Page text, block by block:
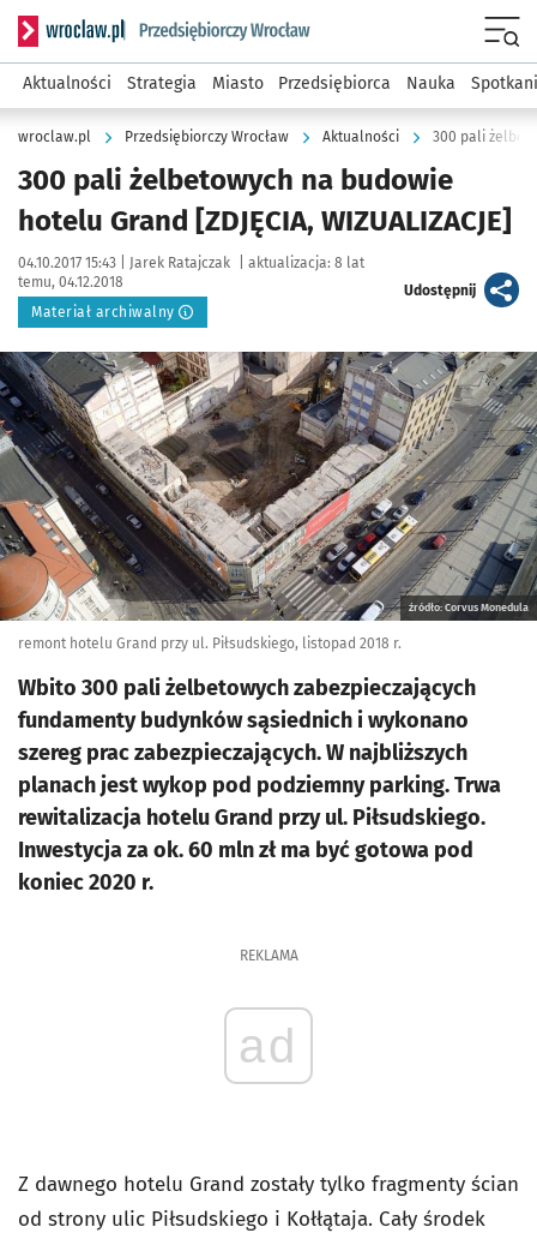
Serwis informacyjny wroclaw.pl podserwis: Strategia
Aktualności Strategia Miasto Przedsiębiorca Nauka
wroclaw.pl Przedsiębiorczy Wrocław Aktualności 300 pali
300 pali żelbetowych na budowie
hotelu Grand [ZDJĘCIA, WIZUALIZACJE]
Data publikacji:
04.10.2017 15:43 | Autor:
Jarek Ratajczak aktualizacja: 8 lat
temu, 04.12.2018
Materiał archiwalny
Udostępnijartykuł
Kliknij, aby powiększyć
źródło: Corvus Monedula
remont hotelu Grand przy ul. Piłsudskiego, listopad 2018 r.
Wbito 300 pali żelbetowych zabezpieczających
fundamenty budynków sąsiednich i wykonano
szereg prac zabezpieczających. W najbliższych
planach jest wykop pod podziemny parking. Trwa
rewitalizacja hotelu Grand przy ul. Piłsudskiego.
Inwestycja za ok. 60 mln zł ma być gotowa pod
koniec 2020 r.
REKLAMA
ad
Z dawnego hotelu Grand zostały tylko fragmenty ścian
od strony ulic Piłsudskiego i Kołłątaja. Cały środek